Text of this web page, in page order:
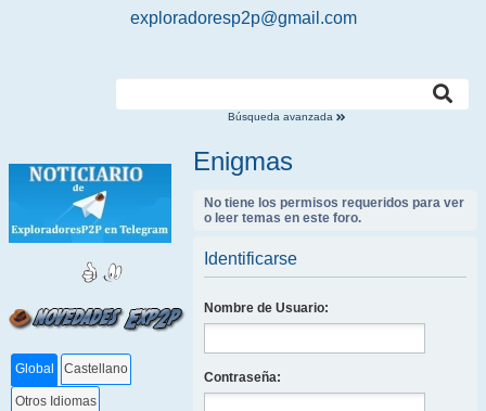
exploradoresp2p@gmail.com
Búsqueda avanzada
Global Castellano
Otros Idiomas
Enigmas
No tiene los permisos requeridos para ver
o leer temas en este foro.
Identificarse
Nombre de Usuario:
Contraseña: